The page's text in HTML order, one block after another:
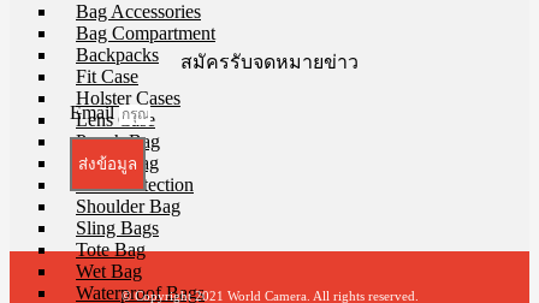
Bag Accessories
Bag Compartment
Backpacks
Fit Case
Holster Cases
Lens Case
Pouch Bag
Roller Bag
Rain Protection
Shoulder Bag
Sling Bags
Tote Bag
Wet Bag
Waterproof Bags
สมัครรับจดหมายข่าว
Email
ส่งข้อมูล
© Copyright 2021 World Camera. All rights reserved.